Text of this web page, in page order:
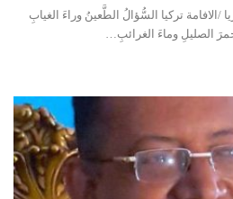
تركيا السُّؤالُ الطَّعينُ وراءَ الغيابِ
الصليلِ وماءَ الغرائبِ…